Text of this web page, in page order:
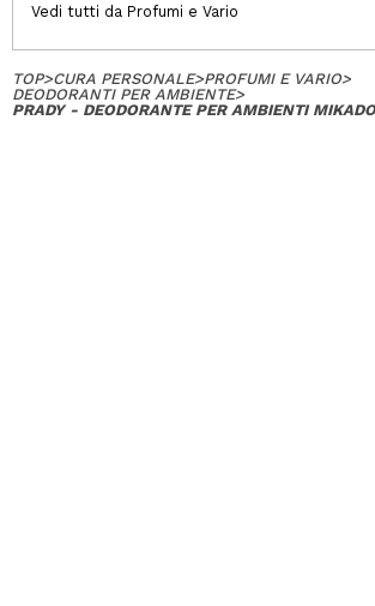
Vedi tutti da Profumi e Vario
TOP>CURA PERSONALE>PROFUMI E VARIO>
DEODORANTI PER AMBIENTE>
PRADY - DEODORANTE PER AMBIENTI